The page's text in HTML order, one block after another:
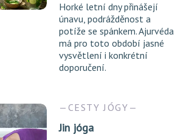
Horké letní dny přinášejí
únavu, podrážděnost a
potíže se spánkem. Ajurvéda
má pro toto období jasné
vysvětlení i konkrétní
doporučení.
CESTY JÓGY
Jin jóga